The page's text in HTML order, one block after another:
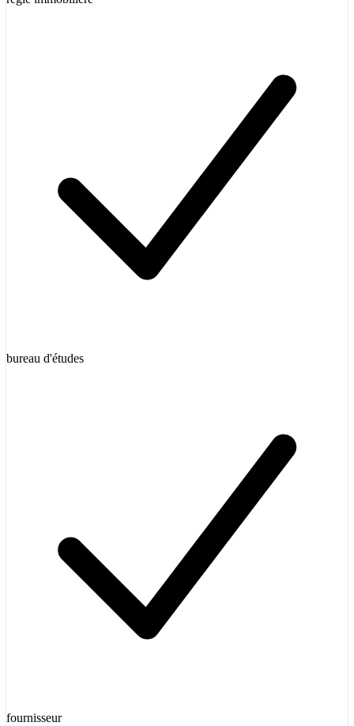
bureau d'études
fournisseur